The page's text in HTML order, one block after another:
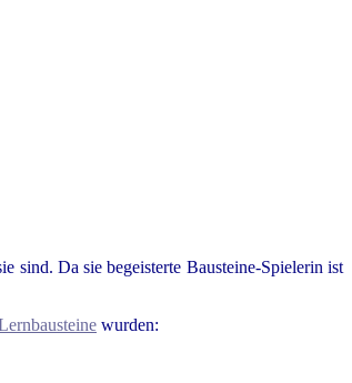
sind. Da sie begeisterte Bausteine-Spielerin ist
wurden: